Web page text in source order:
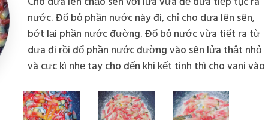
nước. Đổ bỏ phần nước này đi, chỉ cho dưa lên sên,
bớt lại phần nước đường. Đổ bỏ nước vừa tiết ra từ
dưa đi rồi đổ phần nước đường vào sên lửa thật nhỏ
và cực kì nhẹ tay cho đến khi kết tinh thì cho vani vào